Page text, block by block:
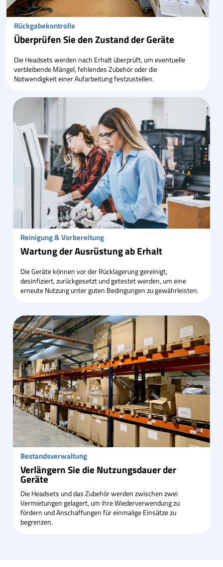
Rückgabekontrolle
Überprüfen Sie den Zustand der Geräte
Die Headsets werden nach Erhalt überprüft, um eventuelle
verbleibende Mängel, fehlendes Zubehör oder die
Notwendigkeit einer Aufarbeitung festzustellen.
Reinigung & Vorbereitung
Wartung der Ausrüstung ab Erhalt
Die Geräte können vor der Rücklagerung gereinigt,
desinfiziert, zurückgesetzt und getestet werden, um eine
erneute Nutzung unter guten Bedingungen zu gewährleisten.
Bestandsverwaltung
Verlängern Sie die Nutzungsdauer der
Geräte
Die Headsets und das Zubehör werden zwischen zwei
Vermietungen gelagert, um ihre Wiederverwendung zu
fördern und Anschaffungen für einmalige Einsätze zu
begrenzen.